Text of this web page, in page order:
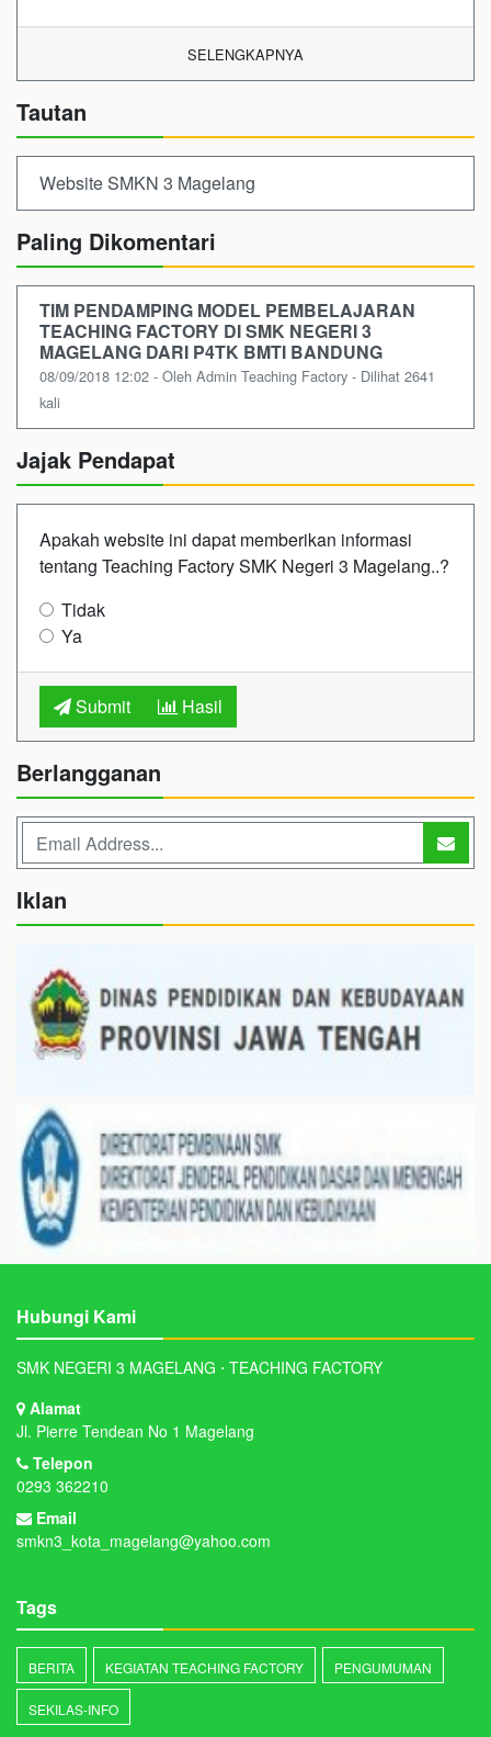
SELENGKAPNYA
Tautan
Website SMKN 3 Magelang
Paling Dikomentari
TIM PENDAMPING MODEL PEMBELAJARAN
TEACHING FACTORY DI SMK NEGERI 3
MAGELANG DARI P4TK BMTI BANDUNG
08/09/2018 12:02 - Oleh Admin Teaching Factory - Dilihat 2641
kali
Jajak Pendapat
Apakah website ini dapat memberikan informasi
tentang Teaching Factory SMK Negeri 3 Magelang..?
Tidak
Ya
Submit Hasil
Berlangganan
Iklan
Hubungi Kami
SMK NEGERI 3 MAGELANG ⋅ TEACHING FACTORY
Alamat
Jl. Pierre Tendean No 1 Magelang
Telepon
0293 362210
Email
smkn3_kota_magelang@yahoo.com
Tags
BERITA KEGIATAN TEACHING FACTORY PENGUMUMAN
SEKILAS-INFO